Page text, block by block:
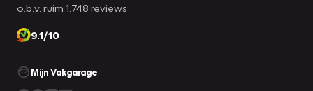
o.b.v. ruim 1.748 reviews
9.1/10
Mijn Vakgarage